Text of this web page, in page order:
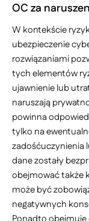
OC za
W kontekście
ubezpieczenie
rozwiązaniami
tych elementów
ujawnienie lub
naruszają
powinna
tylko na
zadośćuczynienia
dane zostały
obejmować także
może być
negatywnych